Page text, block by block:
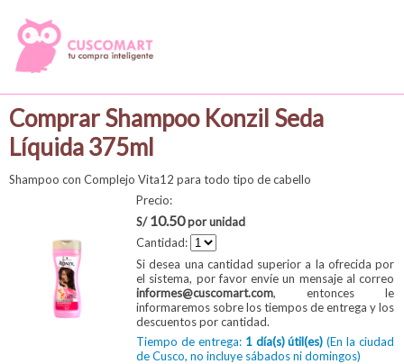
Comprar Shampoo Konzil Seda
Líquida 375ml
Shampoo con Complejo Vita12 para todo tipo de cabello
Precio:
S/10.50por unidad
Cantidad:
Si desea una cantidad superior a la ofrecida por
el sistema, por favor envíe un mensaje al correo
informes@cuscomart.com, entonces le
informaremos sobre los tiempos de entrega y los
descuentos por cantidad.
Tiempo de entrega: 1 día(s) útil(es)(En la ciudad
de Cusco, no incluye sábados ni domingos)